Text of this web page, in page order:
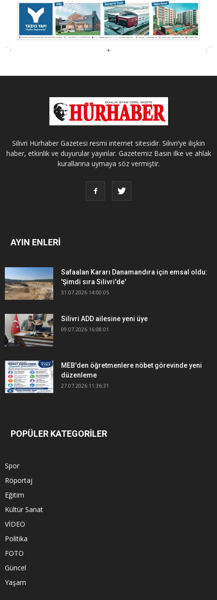
Silivri Hürhaber Gazetesi resmi internet sitesidir. Silivri'ye ilişkin
haber, etkinlik ve duyurular yayınlar. Gazetemiz Basın ilke ve ahlak
kurallarına uymaya söz vermiştir.
AYIN ENLERİ
Safaalan Kararı Danamandıra için emsal oldu:
'Şimdi sıra Silivri'de'
31.07.2026 14:00:05
Silivri ADD ailesine yeni üye
09.07.2026 16:08:01
MEB'den öğretmenlere nöbet görevinde yeni
düzenleme
27.07.2026 11:36:31
POPÜLER KATEGORİLER
Spor
Röportaj
Eğitim
Kültür Sanat
VİDEO
Politika
FOTO
Güncel
Yaşam